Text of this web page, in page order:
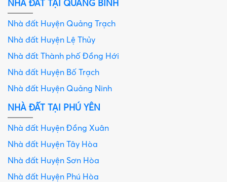
NHÀ ĐẤT TẠI QUẢNG BÌNH
Nhà đất Huyện Quảng Trạch
Nhà đất Huyện Lệ Thủy
Nhà đất Thành phố Đồng Hới
Nhà đất Huyện Bố Trạch
Nhà đất Huyện Quảng Ninh
NHÀ ĐẤT TẠI PHÚ YÊN
Nhà đất Huyện Đồng Xuân
Nhà đất Huyện Tây Hòa
Nhà đất Huyện Sơn Hòa
Nhà đất Huyện Phú Hòa